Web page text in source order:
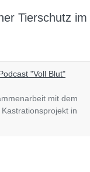
"Voll Blut"
mit dem
in